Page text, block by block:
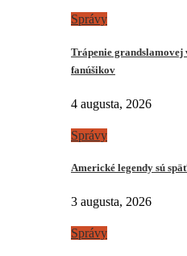
Správy
Trápenie
fanúšikov
4 augusta, 2026
Správy
Americké legendy sú
3 augusta, 2026
Správy